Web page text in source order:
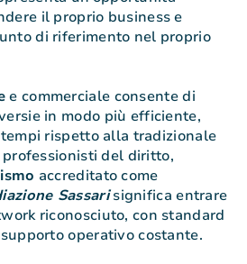
il proprio business e
di riferimento nel proprio
e commerciale consente di
in modo più efficiente,
rispetto alla tradizionale
del diritto,
accreditato come
Sassarisignifica entrare
riconosciuto, con standard
operativo costante.